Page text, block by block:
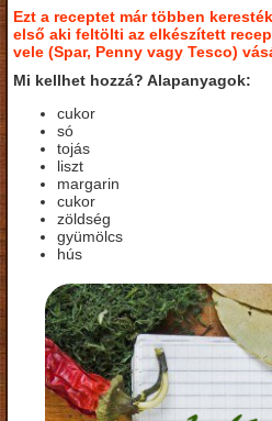
Ezt a receptet már többen
első aki feltölti az elkészített
vele (Spar, Penny vagy Tesco)
Mi kellhet hozzá? Alapanyagok:
cukor
só
tojás
liszt
margarin
cukor
zöldség
gyümölcs
hús